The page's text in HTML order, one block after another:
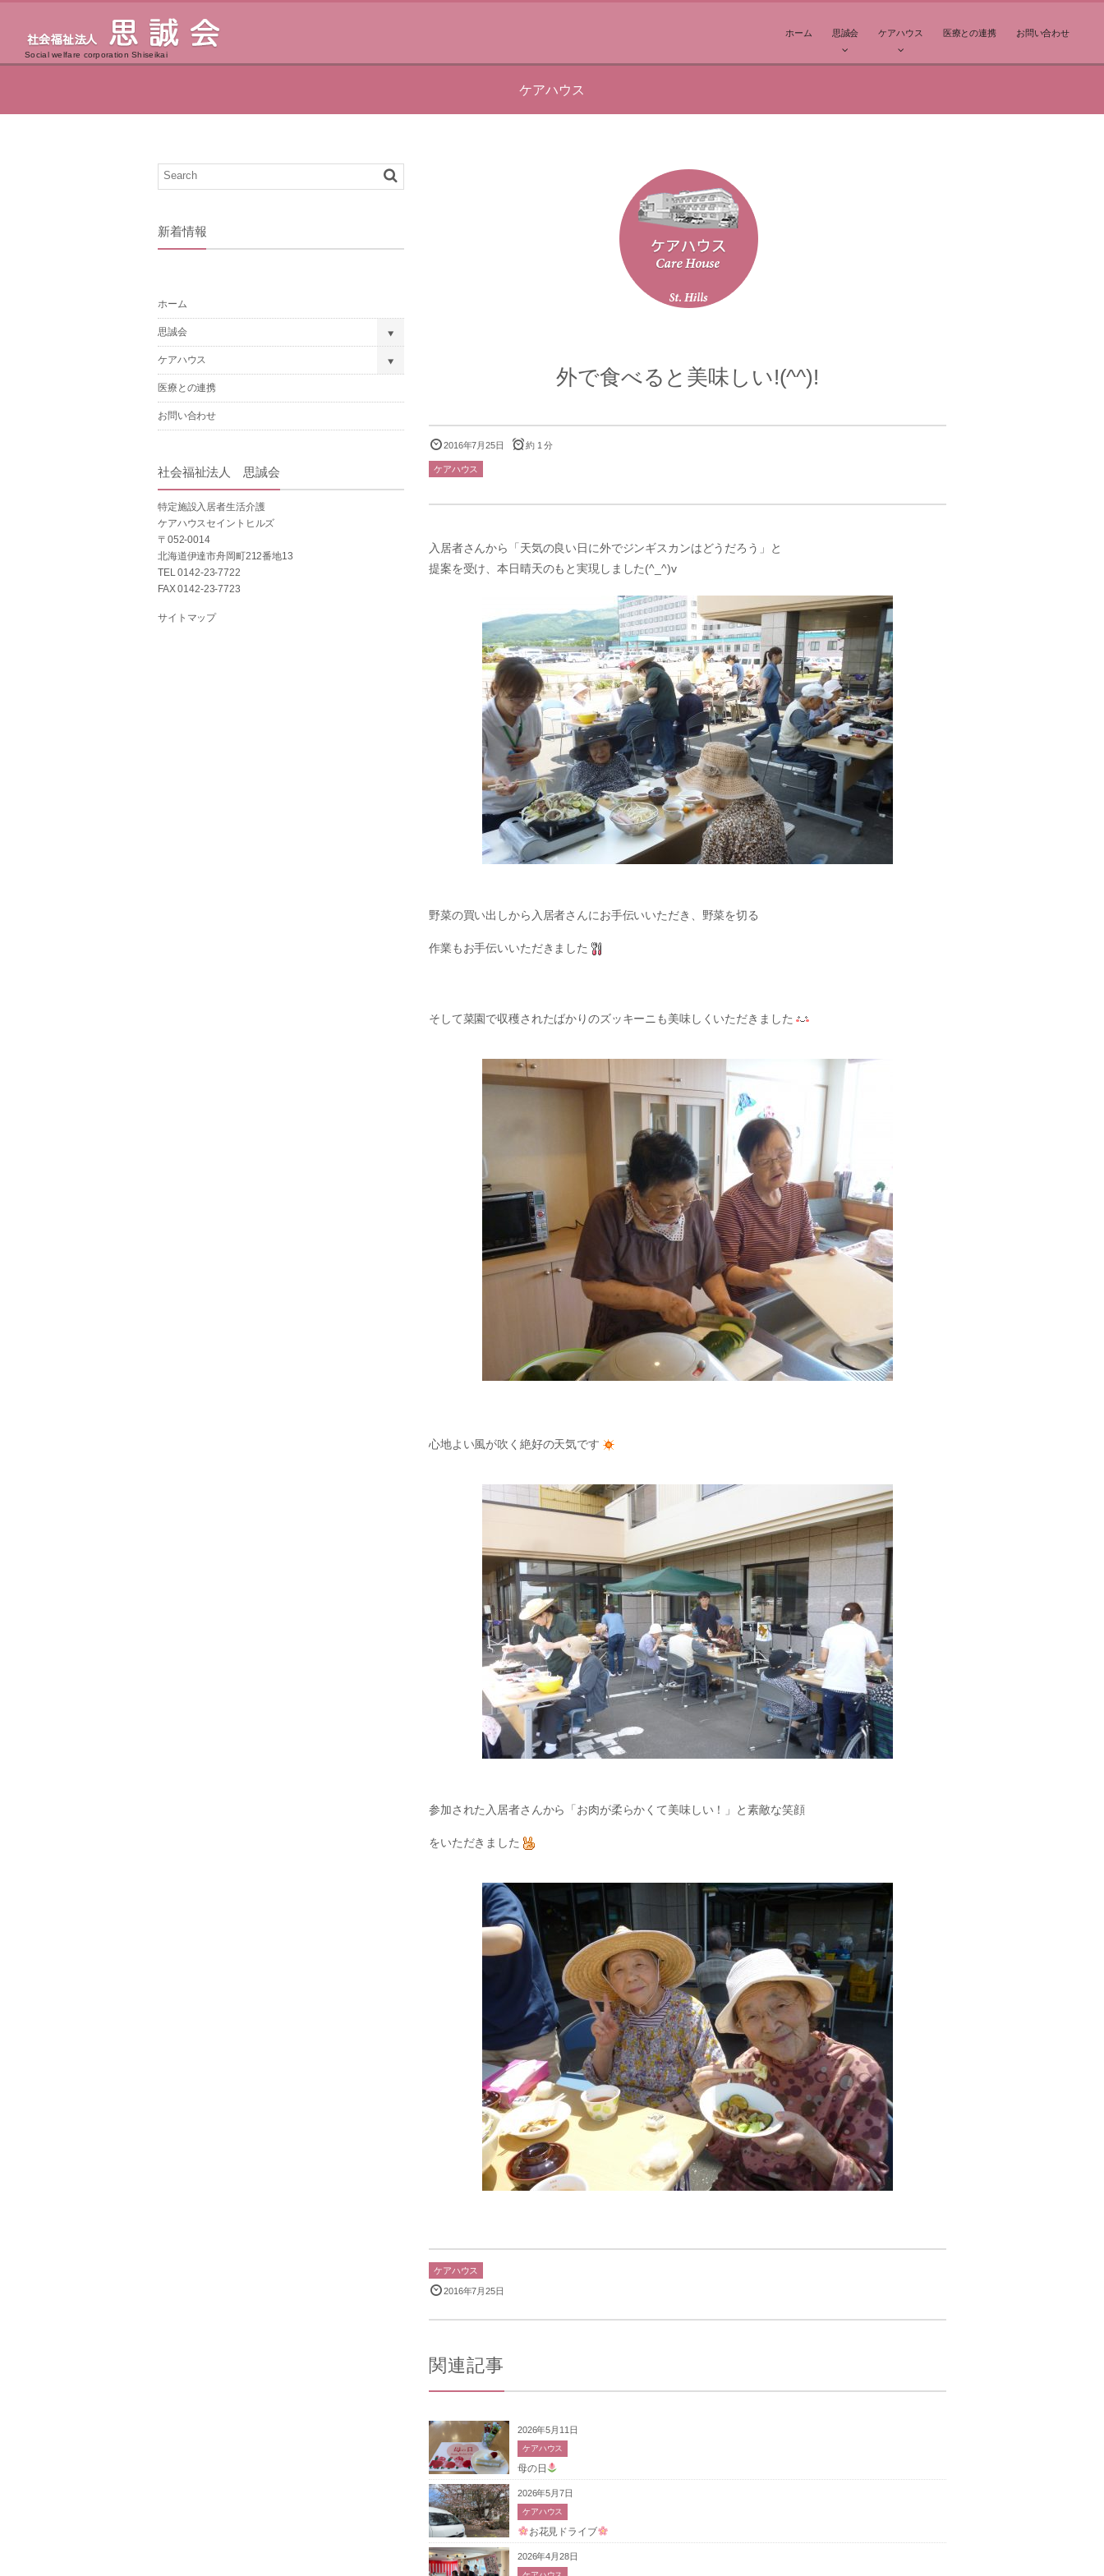
Social welfare corporation Shiseikai
ホーム 思誠会 ケアハウス 医療との連携 お問い合わせ
ケアハウス
外で食べると美味しい!(^^)!
2016年7月25日 約 1 分
ケアハウス
入居者さんから「天気の良い日に外でジンギスカンはどうだろう」と
提案を受け、本日晴天のもと実現しました(^_^)v
野菜の買い出しから入居者さんにお手伝いいただき、野菜を切る
作業もお手伝いいただきました
そして菜園で収穫されたばかりのズッキーニも美味しくいただきました
心地よい風が吹く絶好の天気です
参加された入居者さんから「お肉が柔らかくて美味しい！」と素敵な笑顔
をいただきました
ケアハウス
2016年7月25日
関連記事
2026年5月11日
ケアハウス
母の日
2026年5月7日
ケアハウス
お花見ドライブ
2026年4月28日
新着情報
ホーム
思誠会
ケアハウス
医療との連携
お問い合わせ
社会福祉法人 思誠会
特定施設入居者生活介護
ケアハウスセイントヒルズ
〒052-0014
北海道伊達市舟岡町212番地13
TEL 0142-23-7722
FAX 0142-23-7723
サイトマップ